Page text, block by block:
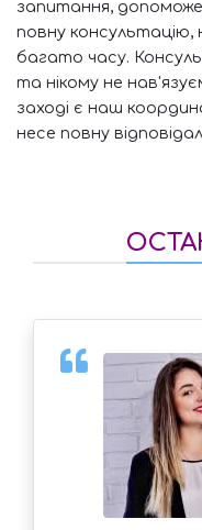
запитання,
повну
багато часу.
та нікому не
заході є наш
несе повну